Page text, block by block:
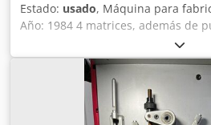
Estado: usado, Máquina para
Año: 1984 4 matrices, además de
para formar la rosca. Diámetro
Longitud máxima de corte: 85 mm
Recorrido máximo de la matriz:
máxima: 275 piezas/minuto